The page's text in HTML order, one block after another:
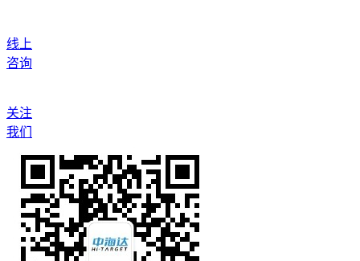
线上
咨询
关注
我们